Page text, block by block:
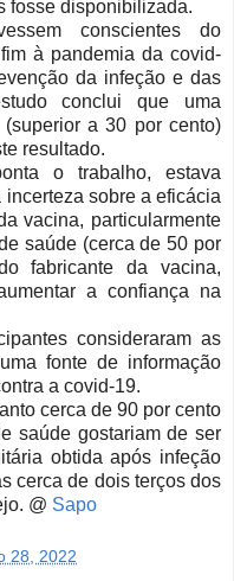
fosse disponibilizada.
conscientes do
à pandemia da covid-
da infeção e das
conclui que uma
a 30 por cento)
resultado.
o trabalho, estava
sobre a eficácia
vacina, particularmente
saúde (cerca de 50 por
fabricante da vacina,
a confiança na
consideraram as
fonte de informação
a covid-19.
cerca de 90 por cento
saúde gostariam de ser
obtida após infeção
cerca de dois terços dos
@ Sapo
28, 2022